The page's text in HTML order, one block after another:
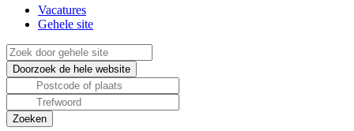
Vacatures
Gehele site